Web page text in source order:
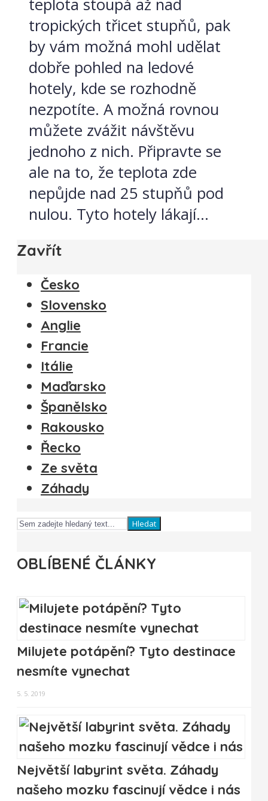
teplota stoupá až nad
tropických třicet stupňů, pak
by vám možná mohl udělat
dobře pohled na ledové
hotely, kde se rozhodně
nezpotíte. A možná rovnou
můžete zvážit návštěvu
jednoho z nich. Připravte se
ale na to, že teplota zde
nepůjde nad 25 stupňů pod
nulou. Tyto hotely lákají...
Zavřít
Česko
Slovensko
Anglie
Francie
Itálie
Maďarsko
Španělsko
Rakousko
Řecko
Ze světa
Záhady
Hledat
OBLÍBENÉ ČLÁNKY
Milujete potápění? Tyto destinace
nesmíte vynechat
5. 5. 2019
Největší labyrint světa. Záhady
našeho mozku fascinují vědce i nás